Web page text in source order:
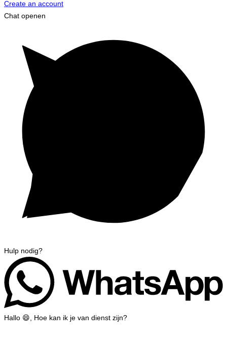
Create an account
Chat openen
Hulp nodig?
Hallo 😄, Hoe kan ik je van dienst zijn?